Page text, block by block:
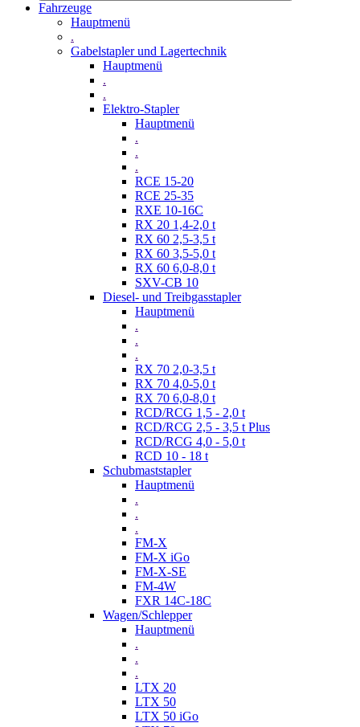
Fahrzeuge
Hauptmenü
.
Gabelstapler und Lagertechnik
Hauptmenü
.
.
Elektro-Stapler
Hauptmenü
.
.
.
RCE 15-20
RCE 25-35
RXE 10-16C
RX 20 1,4-2,0 t
RX 60 2,5-3,5 t
RX 60 3,5-5,0 t
RX 60 6,0-8,0 t
SXV-CB 10
Diesel- und Treibgasstapler
Hauptmenü
.
.
.
RX 70 2,0-3,5 t
RX 70 4,0-5,0 t
RX 70 6,0-8,0 t
RCD/RCG 1,5 - 2,0 t
RCD/RCG 2,5 - 3,5 t Plus
RCD/RCG 4,0 - 5,0 t
RCD 10 - 18 t
Schubmaststapler
Hauptmenü
.
.
.
FM-X
FM-X iGo
FM-X-SE
FM-4W
FXR 14C-18C
Wagen/Schlepper
Hauptmenü
.
.
.
LTX 20
LTX 50
LTX 50 iGo